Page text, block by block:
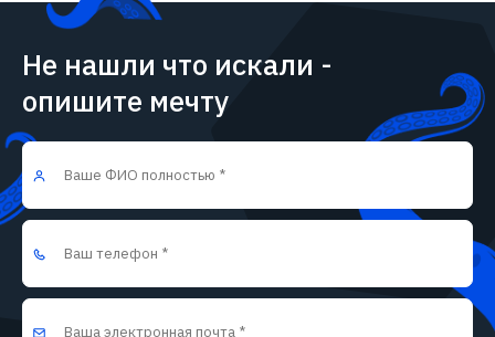
Не нашли что искали -
опишите мечту